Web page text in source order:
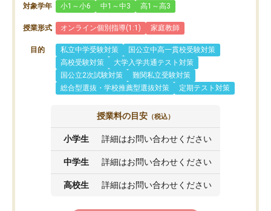
対象学年 小1～小6 中1～中3 高1～高3
授業形式 オンライン個別指導(1:1) 家庭教師
目的 私立中学受験対策
国公立中高一貫校受験対策
高校受験対策
大学入学共通テスト対策
国公立2次試験対策
難関私立受験対策
総合型選抜・学校推薦型選抜対策
定期テスト対策
授業料の目安 （税込）
小学生 詳細はお問い合わせください
中学生 詳細はお問い合わせください
高校生 詳細はお問い合わせください